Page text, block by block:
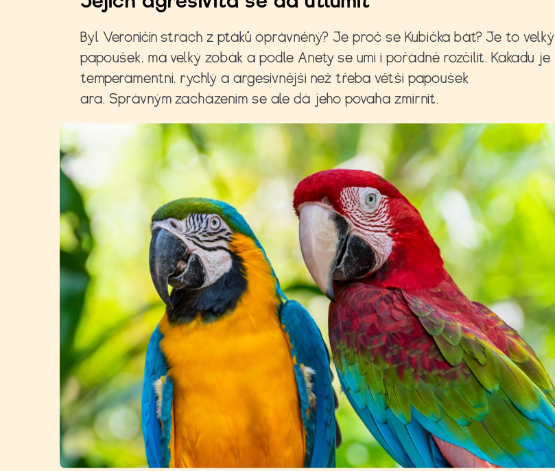
Byl Veroničin strach z ptáků oprávněný? Je proč se Kubíčka bát? Je to velký
papoušek, má velký zobák a podle Anety se umí i pořádně rozčílit. Kakadu je
temperamentní, rychlý a argesivnější než třeba větší papoušek
ara. Správným zacházením se ale dá jeho povaha zmírnit.